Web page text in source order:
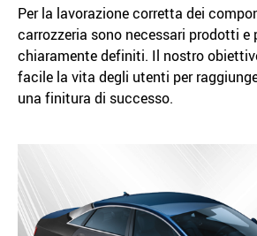
Per la lavorazione corretta dei
carrozzeria sono necessari prodotti e
chiaramente definiti. Il nostro
facile la vita degli utenti per
una finitura di successo.